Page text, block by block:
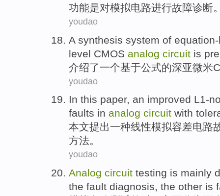
功能是对模拟电路进行故障诊断
youdao
A synthesis system of
level CMOS analog circuit is
介绍了一个基于公式的深亚微米
youdao
In this paper, an improved L1-
faults in analog circuit with
本文提出一种线性模拟容差电路
方法。
youdao
Analog circuit testing is mainly
the fault diagnosis, the other is